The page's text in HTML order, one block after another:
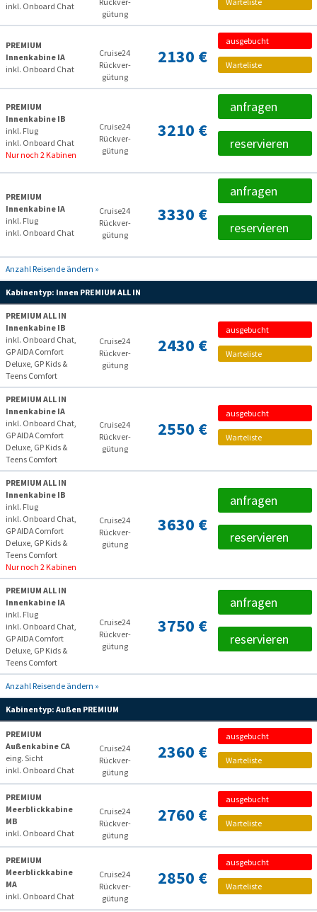
inkl. Onboard Chat
gütung
PREMIUM
Innenkabine IA
inkl. Onboard Chat
Cruise24
Rückver­
gütung
2130 €
ausgebucht
Warteliste
PREMIUM
Innenkabine IB
inkl. Flug
inkl. Onboard Chat
Nur noch 2 Kabinen
Cruise24
Rückver­
gütung
3210 €
anfragen
reservieren
PREMIUM
Innenkabine IA
inkl. Flug
inkl. Onboard Chat
Cruise24
Rückver­
gütung
3330 €
anfragen
reservieren
Anzahl Reisende ändern »
Kabinentyp: Innen PREMIUM ALL IN
PREMIUM ALL IN
Innenkabine IB
inkl. Onboard Chat,
GP AIDA Comfort
Deluxe, GP Kids &
Teens Comfort
Cruise24
Rückver­
gütung
2430 €
ausgebucht
Warteliste
PREMIUM ALL IN
Innenkabine IA
inkl. Onboard Chat,
GP AIDA Comfort
Deluxe, GP Kids &
Teens Comfort
Cruise24
Rückver­
gütung
2550 €
ausgebucht
Warteliste
PREMIUM ALL IN
Innenkabine IB
inkl. Flug
inkl. Onboard Chat,
GP AIDA Comfort
Deluxe, GP Kids &
Teens Comfort
Nur noch 2 Kabinen
Cruise24
Rückver­
gütung
3630 €
anfragen
reservieren
PREMIUM ALL IN
Innenkabine IA
inkl. Flug
inkl. Onboard Chat,
GP AIDA Comfort
Deluxe, GP Kids &
Teens Comfort
Cruise24
Rückver­
gütung
3750 €
anfragen
reservieren
Anzahl Reisende ändern »
Kabinentyp: Außen PREMIUM
PREMIUM
Außenkabine CA
eing. Sicht
inkl. Onboard Chat
Cruise24
Rückver­
gütung
2360 €
ausgebucht
Warteliste
PREMIUM
Meerblickkabine
MB
inkl. Onboard Chat
Cruise24
Rückver­
gütung
2760 €
ausgebucht
Warteliste
PREMIUM
Meerblickkabine
MA
inkl. Onboard Chat
Cruise24
Rückver­
gütung
2850 €
ausgebucht
Warteliste